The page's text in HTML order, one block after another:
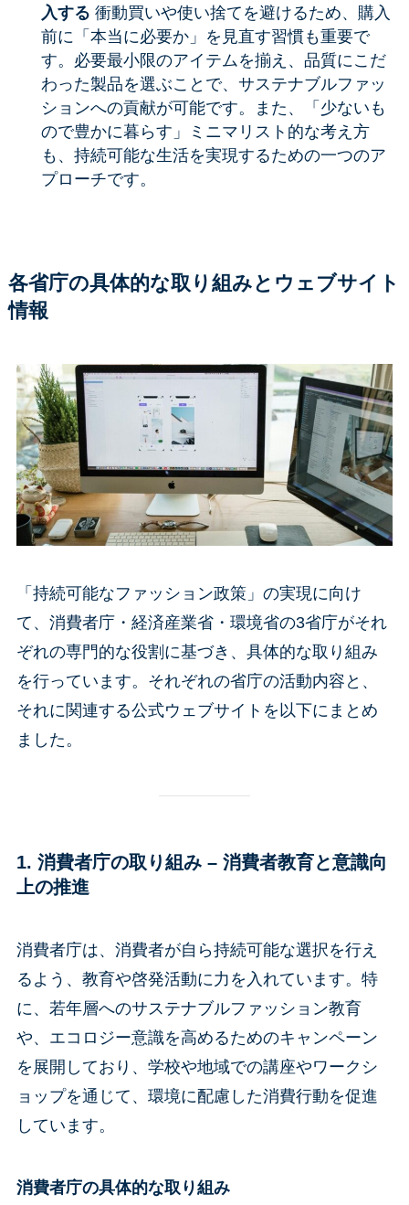
入する 衝動買いや使い捨てを避けるため、購入
前に「本当に必要か」を見直す習慣も重要で
す。必要最小限のアイテムを揃え、品質にこだ
わった製品を選ぶことで、サステナブルファッ
ションへの貢献が可能です。また、「少ないも
ので豊かに暮らす」ミニマリスト的な考え方
も、持続可能な生活を実現するための一つのア
プローチです。
各省庁の具体的な取り組みとウェブサイト
情報
「持続可能なファッション政策」の実現に向け
て、消費者庁・経済産業省・環境省の3省庁がそれ
ぞれの専門的な役割に基づき、具体的な取り組み
を行っています。それぞれの省庁の活動内容と、
それに関連する公式ウェブサイトを以下にまとめ
ました。
1. 消費者庁の取り組み – 消費者教育と意識向
上の推進
消費者庁は、消費者が自ら持続可能な選択を行え
るよう、教育や啓発活動に力を入れています。特
に、若年層へのサステナブルファッション教育
や、エコロジー意識を高めるためのキャンペーン
を展開しており、学校や地域での講座やワークシ
ョップを通じて、環境に配慮した消費行動を促進
しています。
消費者庁の具体的な取り組み